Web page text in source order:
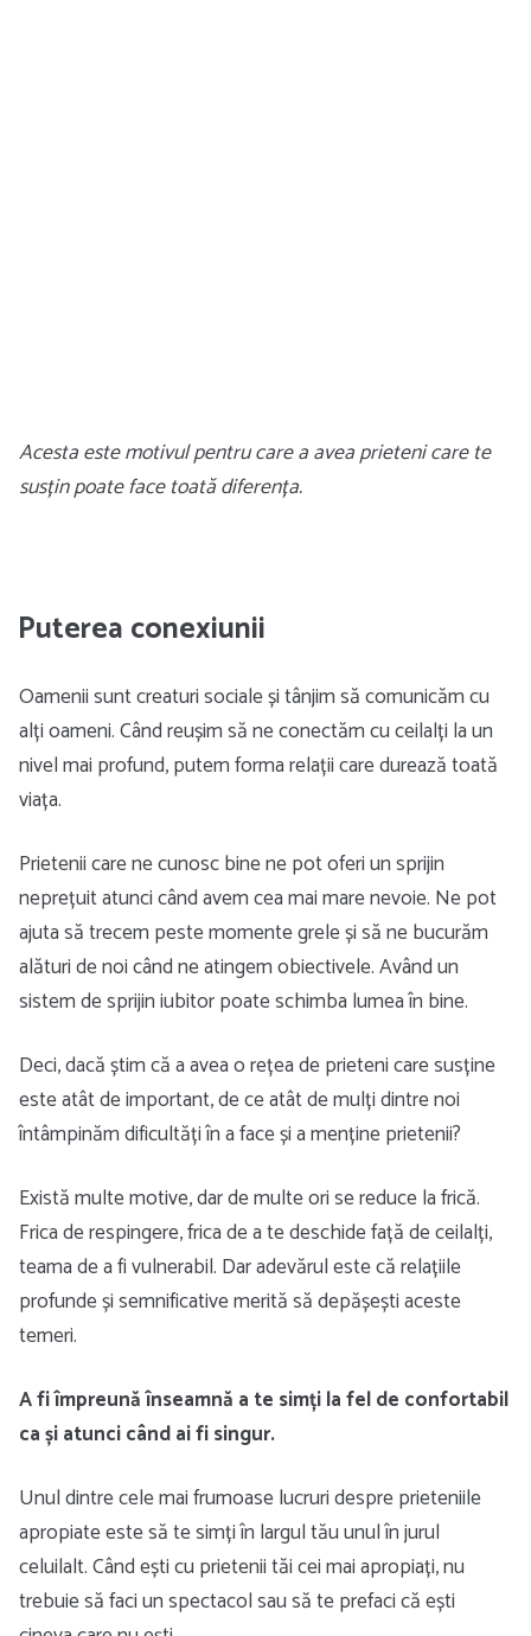
Acesta este motivul pentru care a avea prieteni care te
susțin poate face toată diferența.
Puterea conexiunii
Oamenii sunt creaturi sociale și tânjim să comunicăm cu
alți oameni. Când reușim să ne conectăm cu ceilalți la un
nivel mai profund, putem forma relații care durează toată
viața.
Prietenii care ne cunosc bine ne pot oferi un sprijin
neprețuit atunci când avem cea mai mare nevoie. Ne pot
ajuta să trecem peste momente grele și să ne bucurăm
alături de noi când ne atingem obiectivele. Având un
sistem de sprijin iubitor poate schimba lumea în bine.
Deci, dacă știm că a avea o rețea de prieteni care susține
este atât de important, de ce atât de mulți dintre noi
întâmpinăm dificultăți în a face și a menține prietenii?
Există multe motive, dar de multe ori se reduce la frică.
Frica de respingere, frica de a te deschide față de ceilalți,
teama de a fi vulnerabil. Dar adevărul este că relațiile
profunde și semnificative merită să depășești aceste
temeri.
A fi împreună înseamnă a te simți la fel de confortabil
ca și atunci când ai fi singur.
Unul dintre cele mai frumoase lucruri despre prieteniile
apropiate este să te simți în largul tău unul în jurul
celuilalt. Când ești cu prietenii tăi cei mai apropiați, nu
trebuie să faci un spectacol sau să te prefaci că ești